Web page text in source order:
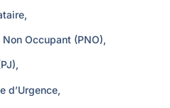
Occupant (PNO),
d’Urgence,